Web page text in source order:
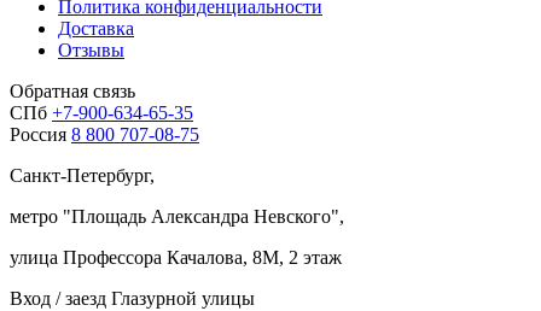
Политика конфиденциальности
Доставка
Отзывы
Обратная связь
СПб +7-900-634-65-35
Россия 8 800 707-08-75
Санкт-Петербург,
метро "Площадь Александра Невского",
улица Профессора Качалова, 8М, 2 этаж
Вход / заезд Глазурной улицы